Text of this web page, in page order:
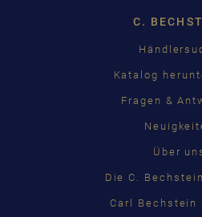
C.
Katalog
Fragen &
Über
Die C.
Carl Bechstein